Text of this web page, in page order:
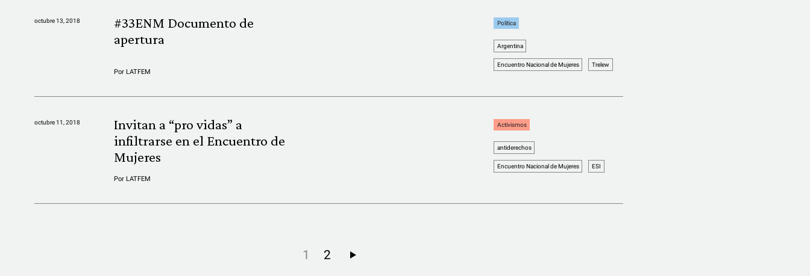
octubre 13, 2018
#33ENM Documento de
apertura
Por LATFEM
Política
Argentina
Encuentro Nacional de Mujeres Trelew
octubre 11, 2018
Invitan a “pro vidas” a
infiltrarse en el Encuentro de
Mujeres
Por LATFEM
Activismos
antiderechos
Encuentro Nacional de Mujeres ESI
1 2